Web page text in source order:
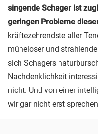
singende Schager ist
geringen Probleme
kräftezehrendste aller
müheloser und
sich Schagers
Nachdenklichkeit
nicht. Und von einer
wir gar nicht erst